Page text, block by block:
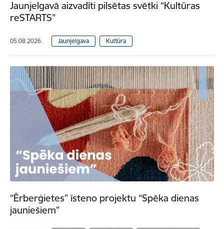
Jaunjelgavā aizvadīti pilsētas svētki “Kultūras
reSTARTS”
05.08.2026. Jaunjelgava Kultūra
“Ērberģietes” īsteno projektu “Spēka dienas
jauniešiem”